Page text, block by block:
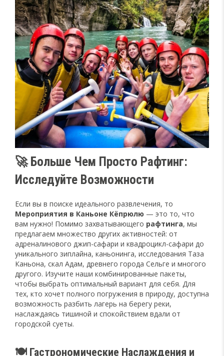
🚀 Больше Чем Просто Рафтинг:
Исследуйте Возможности
Если вы в поиске идеального развлечения, то
Мероприятия в Каньоне Кёпрюлю — это то, что
вам нужно! Помимо захватывающего рафтинга, мы
предлагаем множество других активностей: от
адреналинового джип-сафари и квадроцикл-сафари до
уникального зиплайна, каньонинга, исследования Таза
Каньона, скал Адам, древнего города Сельге и многого
другого. Изучите наши комбинированные пакеты,
чтобы выбрать оптимальный вариант для себя. Для
тех, кто хочет полного погружения в природу, доступна
возможность разбить лагерь на берегу реки,
наслаждаясь тишиной и спокойствием вдали от
городской суеты.
🍽️ Гастрономические Наслаждения и